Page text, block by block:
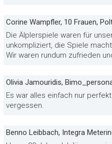
Corine Wampfler, 10 Frauen,
Die Älplerspiele waren für
unkompliziert, die Spiele
Wir waren rundum zufrieden
Olivia Jamouridis,
Es war alles einfach nur
vergessen.
Benno Leibbach, Integra